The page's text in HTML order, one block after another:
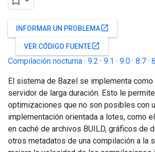
INFORMAR UN PROBLEMAopen_in_new
VER CÓDIGO FUENTEopen_in_new
Compilación nocturna · 9.2 · 9.1 · 9.0 · 8.7 ·
El sistema de Bazel se implementa
servidor de larga duración. Esto le
optimizaciones que no son posibles con
implementación orientada a lotes, como
en caché de archivos BUILD, gráficos de
otros metadatos de una compilación a la